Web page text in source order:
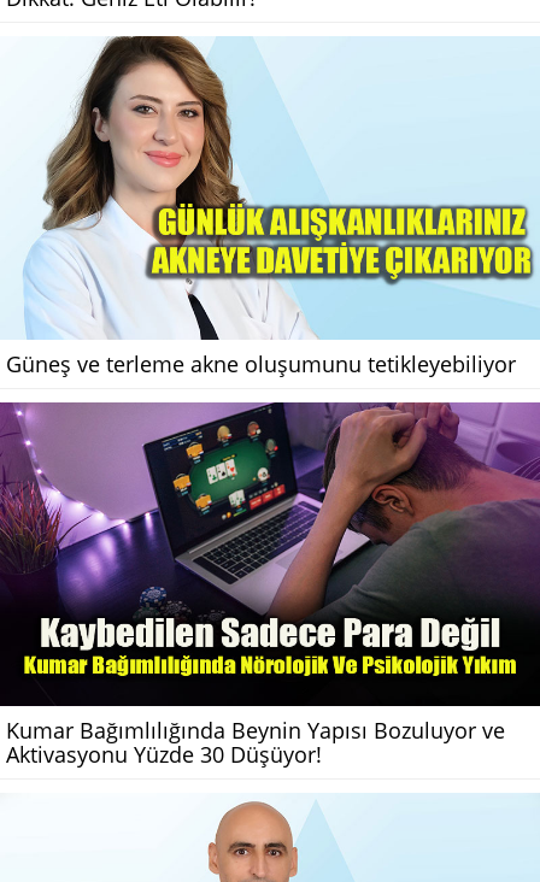
Güneş ve terleme akne oluşumunu tetikleyebiliyor
Kumar Bağımlılığında Beynin Yapısı Bozuluyor ve
Aktivasyonu Yüzde 30 Düşüyor!